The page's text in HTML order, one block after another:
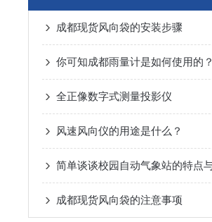
成都现货风向袋的安装步骤
你可知成都雨量计是如何使用的？
全正像数字式测量投影仪
风速风向仪的用途是什么？
成都现货风向袋的注意事项